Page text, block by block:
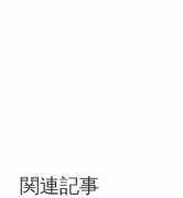
関連記事